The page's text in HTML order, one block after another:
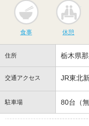
食事 休憩
住所 栃木県
交通アクセス JR東北
駐車場 80台（無